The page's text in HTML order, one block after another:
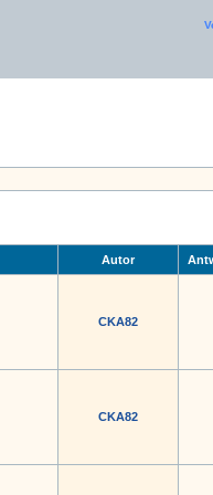
Autor
CKA82
CKA82